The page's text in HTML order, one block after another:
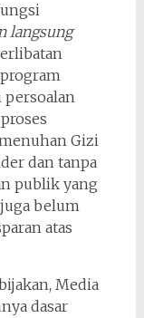
langsung
persoalan
Gizi
dan tanpa
publik yang
belum
atas
Media
dasar